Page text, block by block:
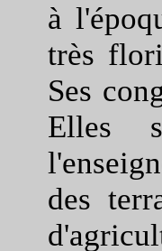
à
très
Ses
Elles
des